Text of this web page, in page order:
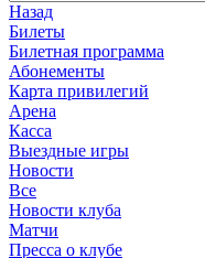
Назад
Билеты
Билетная программа
Абонементы
Карта привилегий
Арена
Касса
Выездные игры
Новости
Все
Новости клуба
Матчи
Пресса о клубе